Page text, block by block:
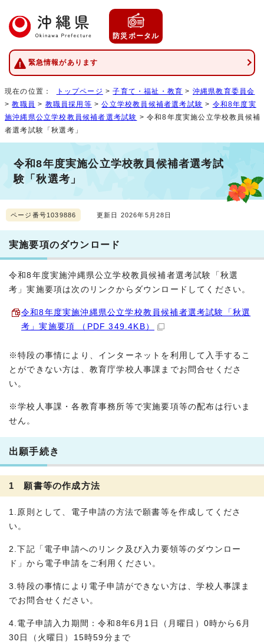
防災ポータル
緊急情報があります
現在の位置： トップページ >子育て・福祉・教育 > 沖縄県教育委員会
>教職員 > 教職員採用等 >公立学校教員候補者選考試験 > 令和8年度実
施沖縄県公立学校教員候補者選考試験 > 令和8年度実施公立学校教員候補
者選考試験「秋選考」
令和8年度実施公立学校教員候補者選考試
験「秋選考」
ページ番号1039886 更新日 2026年5月28日
実施要項のダウンロード
令和8年度実施沖縄県公立学校教員候補者選考試験「秋選
考」実施要項は次のリンクからダウンロードしてください。
令和8年度実施沖縄県公立学校教員候補者選考試験「秋選
考」実施要項 （PDF 349.4KB）
※特段の事情により、インターネットを利用して入手するこ
とができない方は、教育庁学校人事課までお問合せくださ
い。
※学校人事課・各教育事務所等で実施要項等の配布は行いま
せん。
出願手続き
1 願書等の作成方法
1.原則として、電子申請の方法で願書等を作成してくださ
い。
2.下記「電子申請へのリンク及び入力要領等のダウンロー
ド」から電子申請をご利用ください。
3.特段の事情により電子申請ができない方は、学校人事課ま
でお問合せください。
4.電子申請入力期間：令和8年6月1日（月曜日）0時から6月
30日（火曜日）15時59分まで